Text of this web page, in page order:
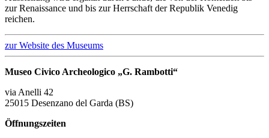
zur Renaissance und bis zur Herrschaft der Republik Venedig
reichen.
zur Website des Museums
Museo Civico Archeologico „G. Rambotti“
via Anelli 42
25015 Desenzano del Garda (BS)
Öffnungszeiten